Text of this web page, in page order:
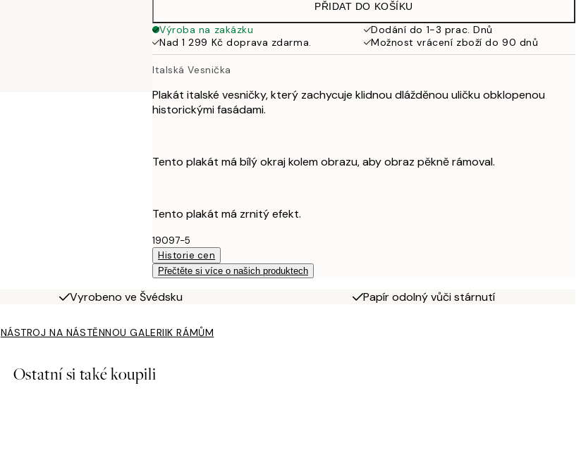
PŘIDAT DO KOŠÍKU
Výroba na zakázku
Dodání do 1-3 prac. Dnů
Nad 1 299 Kč doprava zdarma.
Možnost vrácení zboží do 90 dnů
Italská Vesnička
Plakát italské vesničky, který zachycuje klidnou dlážděnou uličku obklopenou
historickými fasádami.
Tento plakát má bílý okraj kolem obrazu, aby obraz pěkně rámoval.
Tento plakát má zrnitý efekt.
19097-5
Historie cen
Přečtěte si více o našich produktech
Vyrobeno ve Švédsku Papír odolný vůči stárnutí
NÁSTROJ NA NÁSTĚNNOU GALERIIK RÁMŮM
Ostatní si také koupili